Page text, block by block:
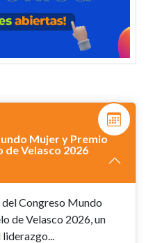
Mujer y Premio
de Velasco 2026
Congreso Mundo
de Velasco 2026, un